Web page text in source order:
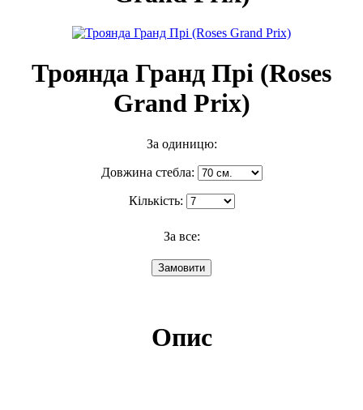
Троянда Гранд Прі (Roses
Grand Prix)
За одиницю:
Довжина стебла:
Кількість:
За все:
Опис